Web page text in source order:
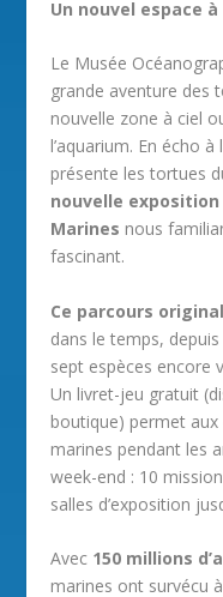
Un nouvel espace
Le Musée
grande aventure des
nouvelle zone à ciel
l’aquarium. En écho
présente les tortues
nouvelle exposition
Marines nous
fascinant.
Ce parcours
dans le temps,
sept espèces encore
Un livret-jeu gratuit
boutique) permet
marines pendant les
week-end : 10
salles d’exposition
Avec 150 millions
marines ont survécu